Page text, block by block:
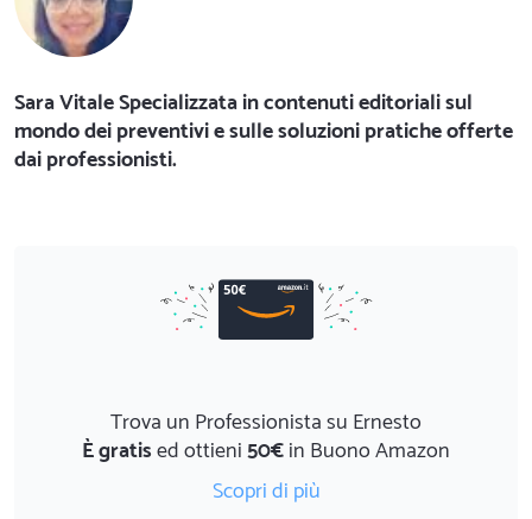
Sara Vitale Specializzata in contenuti editoriali sul
mondo dei preventivi e sulle soluzioni pratiche offerte
dai professionisti.
Trova un Professionista su Ernesto
È gratised ottieni50€in Buono Amazon
Scopri di più